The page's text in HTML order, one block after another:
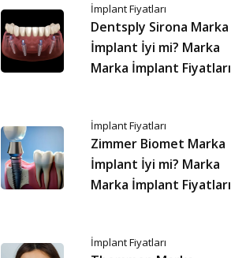
İmplant Fiyatları
Dentsply Sirona Marka
İmplant İyi mi? Marka
Marka İmplant Fiyatları
İmplant Fiyatları
Zimmer Biomet Marka
İmplant İyi mi? Marka
Marka İmplant Fiyatları
İmplant Fiyatları